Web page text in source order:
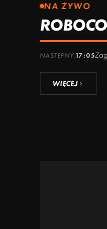
NA ŻYWO
NASTĘPNY:17:05
WIĘCEJ